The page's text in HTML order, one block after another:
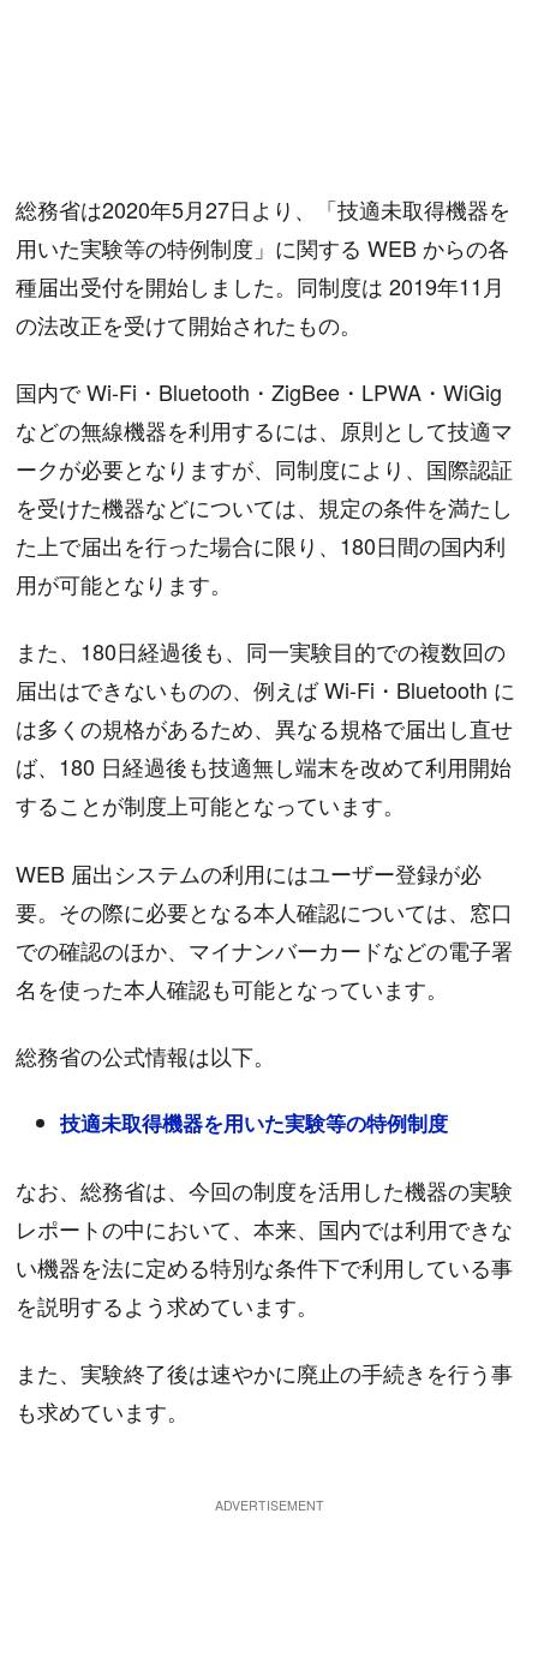
総務省は2020年5月27日より、「技適未取得機器を
用いた実験等の特例制度」に関する WEB からの各
種届出受付を開始しました。同制度は 2019年11月
の法改正を受けて開始されたもの。
国内で Wi-Fi・Bluetooth・ZigBee・LPWA・WiGig
などの無線機器を利用するには、原則として技適マ
ークが必要となりますが、同制度により、国際認証
を受けた機器などについては、規定の条件を満たし
た上で届出を行った場合に限り、180日間の国内利
用が可能となります。
また、180日経過後も、同一実験目的での複数回の
届出はできないものの、例えば Wi-Fi・Bluetooth に
は多くの規格があるため、異なる規格で届出し直せ
ば、180 日経過後も技適無し端末を改めて利用開始
することが制度上可能となっています。
WEB 届出システムの利用にはユーザー登録が必
要。その際に必要となる本人確認については、窓口
での確認のほか、マイナンバーカードなどの電子署
名を使った本人確認も可能となっています。
総務省の公式情報は以下。
技適未取得機器を用いた実験等の特例制度
なお、総務省は、今回の制度を活用した機器の実験
レポートの中において、本来、国内では利用できな
い機器を法に定める特別な条件下で利用している事
を説明するよう求めています。
また、実験終了後は速やかに廃止の手続きを行う事
も求めています。